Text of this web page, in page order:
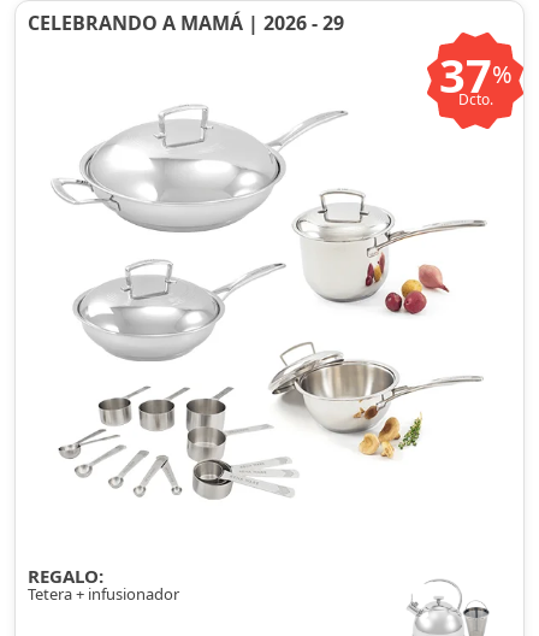
CELEBRANDO A MAMÁ | 2026 - 29
37%
Dcto.
REGALO:
Tetera + infusionador